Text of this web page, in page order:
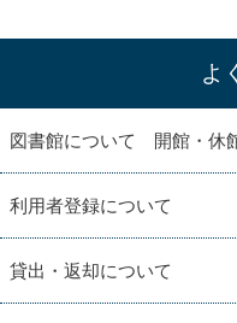
よ
図書館について 開館・休
利用者登録について
貸出・返却について